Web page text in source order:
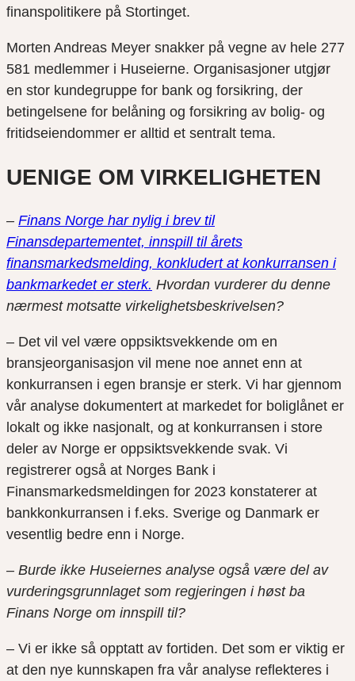
finanspolitikere på Stortinget.
Morten Andreas Meyer snakker på vegne av hele 277
581 medlemmer i Huseierne. Organisasjoner utgjør
en stor kundegruppe for bank og forsikring, der
betingelsene for belåning og forsikring av bolig- og
fritidseiendommer er alltid et sentralt tema.
UENIGE OM VIRKELIGHETEN
– Finans Norge har nylig i brev til
Finansdepartementet, innspill til årets
finansmarkedsmelding, konkludert at konkurransen i
bankmarkedet er sterk. Hvordan vurderer du denne
nærmest motsatte virkelighetsbeskrivelsen?
– Det vil vel være oppsiktsvekkende om en
bransjeorganisasjon vil mene noe annet enn at
konkurransen i egen bransje er sterk. Vi har gjennom
vår analyse dokumentert at markedet for boliglånet er
lokalt og ikke nasjonalt, og at konkurransen i store
deler av Norge er oppsiktsvekkende svak. Vi
registrerer også at Norges Bank i
Finansmarkedsmeldingen for 2023 konstaterer at
bankkonkurransen i f.eks. Sverige og Danmark er
vesentlig bedre enn i Norge.
– Burde ikke Huseiernes analyse også være del av
vurderingsgrunnlaget som regjeringen i høst ba
Finans Norge om innspill til?
– Vi er ikke så opptatt av fortiden. Det som er viktig er
at den nye kunnskapen fra vår analyse reflekteres i